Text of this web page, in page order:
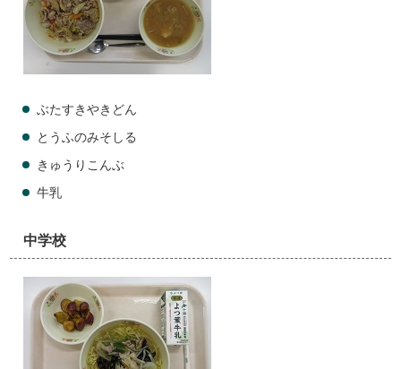
ぶたすきやきどん
とうふのみそしる
きゅうりこんぶ
牛乳
中学校